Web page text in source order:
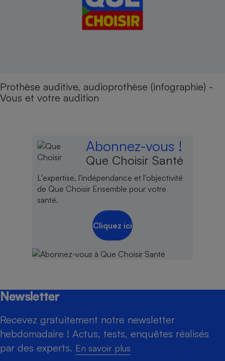
Prothèse auditive, audioprothèse (infographie) -
Vous et votre audition
Abonnez-vous !
Que Choisir Santé
L'expertise, l'indépendance et l'objectivité
de Que Choisir Ensemble pour votre
santé.
Cliquez ici
Newsletter
Recevez gratuitement notre newsletter
hebdomadaire ! Actus, tests, enquêtes réalisés
par des experts. En savoir plus